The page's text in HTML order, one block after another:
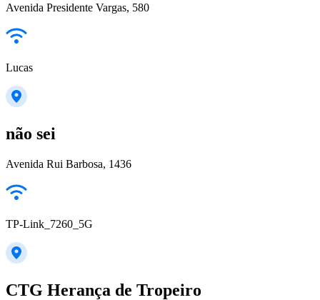
Avenida Presidente Vargas, 580
Lucas
não sei
Avenida Rui Barbosa, 1436
TP-Link_7260_5G
CTG Herança de Tropeiro